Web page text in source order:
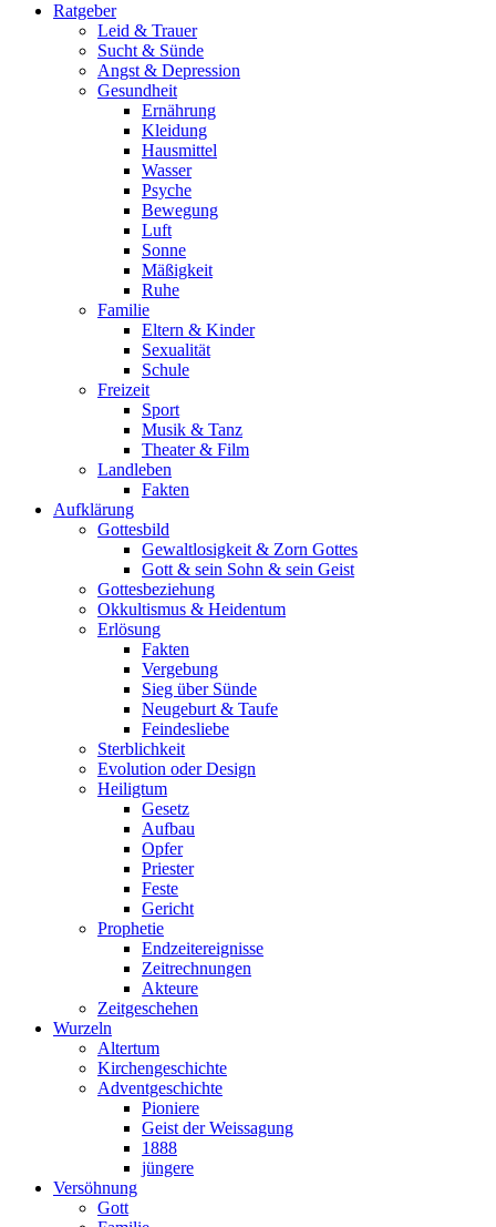
Ratgeber
Leid & Trauer
Sucht & Sünde
Angst & Depression
Gesundheit
Ernährung
Kleidung
Hausmittel
Wasser
Psyche
Bewegung
Luft
Sonne
Mäßigkeit
Ruhe
Familie
Eltern & Kinder
Sexualität
Schule
Freizeit
Sport
Musik & Tanz
Theater & Film
Landleben
Fakten
Aufklärung
Gottesbild
Gewaltlosigkeit & Zorn Gottes
Gott & sein Sohn & sein Geist
Gottesbeziehung
Okkultismus & Heidentum
Erlösung
Fakten
Vergebung
Sieg über Sünde
Neugeburt & Taufe
Feindesliebe
Sterblichkeit
Evolution oder Design
Heiligtum
Gesetz
Aufbau
Opfer
Priester
Feste
Gericht
Prophetie
Endzeitereignisse
Zeitrechnungen
Akteure
Zeitgeschehen
Wurzeln
Altertum
Kirchengeschichte
Adventgeschichte
Pioniere
Geist der Weissagung
1888
jüngere
Versöhnung
Gott